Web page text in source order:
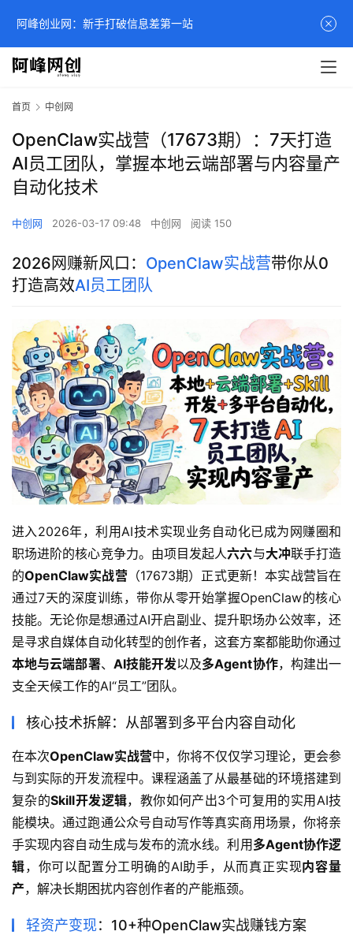
首页 中创网
OpenClaw实战营（17673期）：7天打造
AI员工团队，掌握本地云端部署与内容量产
自动化技术
中创网 2026-03-17 09:48 中创网 阅读 150
2026网赚新风口： OpenClaw实战营带你从0
打造高效AI员工团队
进入2026年，利用AI技术实现业务自动化已成为网赚圈和
职场进阶的核心竞争力。由项目发起人六六与大冲联手打造
的OpenClaw实战营（17673期）正式更新！本实战营旨在
通过7天的深度训练，带你从零开始掌握OpenClaw的核心
技能。无论你是想通过AI开启副业、提升职场办公效率，还
是寻求自媒体自动化转型的创作者，这套方案都能助你通过
本地与云端部署、 AI技能开发以及多Agent协作，构建出一
支全天候工作的AI“员工”团队。
核心技术拆解：从部署到多平台内容自动化
在本次OpenClaw实战营中，你将不仅仅学习理论，更会参
与到实际的开发流程中。课程涵盖了从最基础的环境搭建到
复杂的Skill开发逻辑，教你如何产出3个可复用的实用AI技
能模块。通过跑通公众号自动写作等真实商用场景，你将亲
手实现内容自动生成与发布的流水线。利用 多Agent协作逻
辑，你可以配置分工明确的AI助手，从而真正实现内容量
产，解决长期困扰内容创作者的产能瓶颈。
轻资产变现：10+种OpenClaw实战赚钱方案
阿峰创业网：新手打破信息差第一站